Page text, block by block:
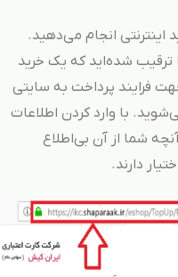
اینترنتی انجام می‌دهید.
شده‌اید که یک خرید
فرایند پرداخت به سایتی
با وارد کردن اطلاعات
شما از آن بی‌اطلاع
دارند.